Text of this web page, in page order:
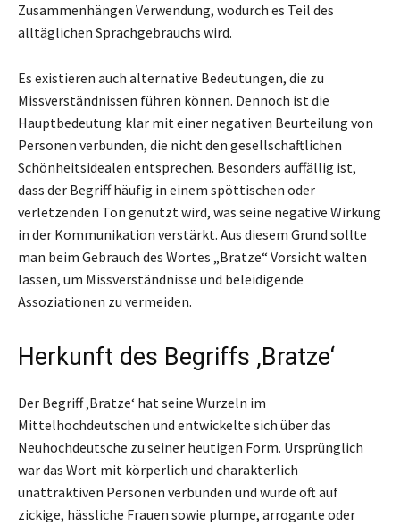
Zusammenhängen Verwendung, wodurch es Teil des
alltäglichen Sprachgebrauchs wird.
Es existieren auch alternative Bedeutungen, die zu
Missverständnissen führen können. Dennoch ist die
Hauptbedeutung klar mit einer negativen Beurteilung von
Personen verbunden, die nicht den gesellschaftlichen
Schönheitsidealen entsprechen. Besonders auffällig ist,
dass der Begriff häufig in einem spöttischen oder
verletzenden Ton genutzt wird, was seine negative Wirkung
in der Kommunikation verstärkt. Aus diesem Grund sollte
man beim Gebrauch des Wortes „Bratze“ Vorsicht walten
lassen, um Missverständnisse und beleidigende
Assoziationen zu vermeiden.
Herkunft des Begriffs ‚Bratze‘
Der Begriff ‚Bratze‘ hat seine Wurzeln im
Mittelhochdeutschen und entwickelte sich über das
Neuhochdeutsche zu seiner heutigen Form. Ursprünglich
war das Wort mit körperlich und charakterlich
unattraktiven Personen verbunden und wurde oft auf
zickige, hässliche Frauen sowie plumpe, arrogante oder